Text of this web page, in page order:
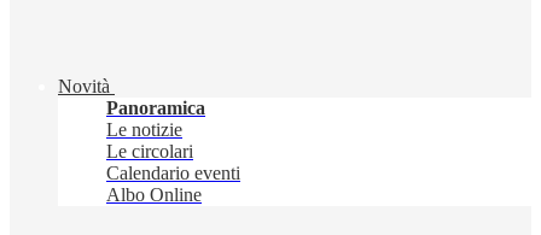
Novità
Panoramica
Le notizie
Le circolari
Calendario eventi
Albo Online